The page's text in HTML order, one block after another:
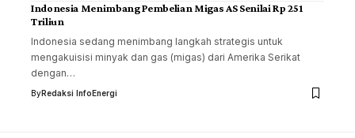
Indonesia Menimbang Pembelian Migas AS Senilai Rp 251
Triliun
Indonesia sedang menimbang langkah strategis untuk
mengakuisisi minyak dan gas (migas) dari Amerika Serikat
dengan…
ByRedaksi InfoEnergi